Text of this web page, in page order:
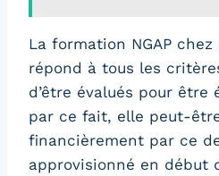
La formation NGAP
répond à tous les
d’être évalués pour être
par ce fait, elle peut-
financièrement par ce
approvisionné en début